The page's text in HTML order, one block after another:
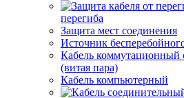
перегиба
Защита мест соединения
Источник
Кабель
(витая пара)
Кабель компьютерный